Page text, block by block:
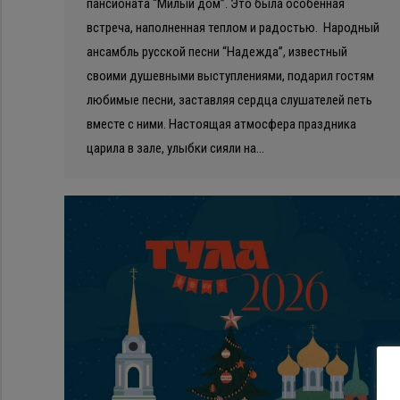
пансионата “Милый дом”. Это была особенная
встреча, наполненная теплом и радостью. Народный
ансамбль русской песни “Надежда”, известный
своими душевными выступлениями, подарил гостям
любимые песни, заставляя сердца слушателей петь
вместе с ними. Настоящая атмосфера праздника
царила в зале, улыбки сияли на…